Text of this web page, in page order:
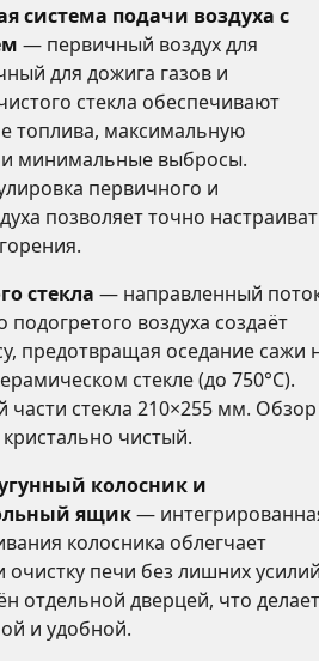
система подачи воздуха с
— первичный воздух для
для дожига газов и
стекла обеспечивают
топлива, максимальную
минимальные выбросы.
первичного и
позволяет точно
стекла — направленный
подогретого воздуха создаёт
предотвращая оседание сажи
стекле (до 750°C).
части стекла 210×255 мм. Обзор
чистый.
колосник и
ящик—
колосника облегчает
очистку печи без лишних
отдельной дверцей, что делает
и удобной.